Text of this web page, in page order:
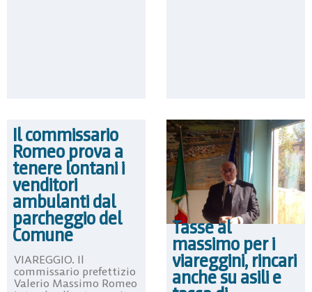
Il commissario
Romeo prova a
tenere lontani i
venditori
ambulanti dal
parcheggio del
Comune
VIAREGGIO. Il
commissario prefettizio
Valerio Massimo Romeo
Tasse al
massimo per i
viareggini, rincari
anche su asili e